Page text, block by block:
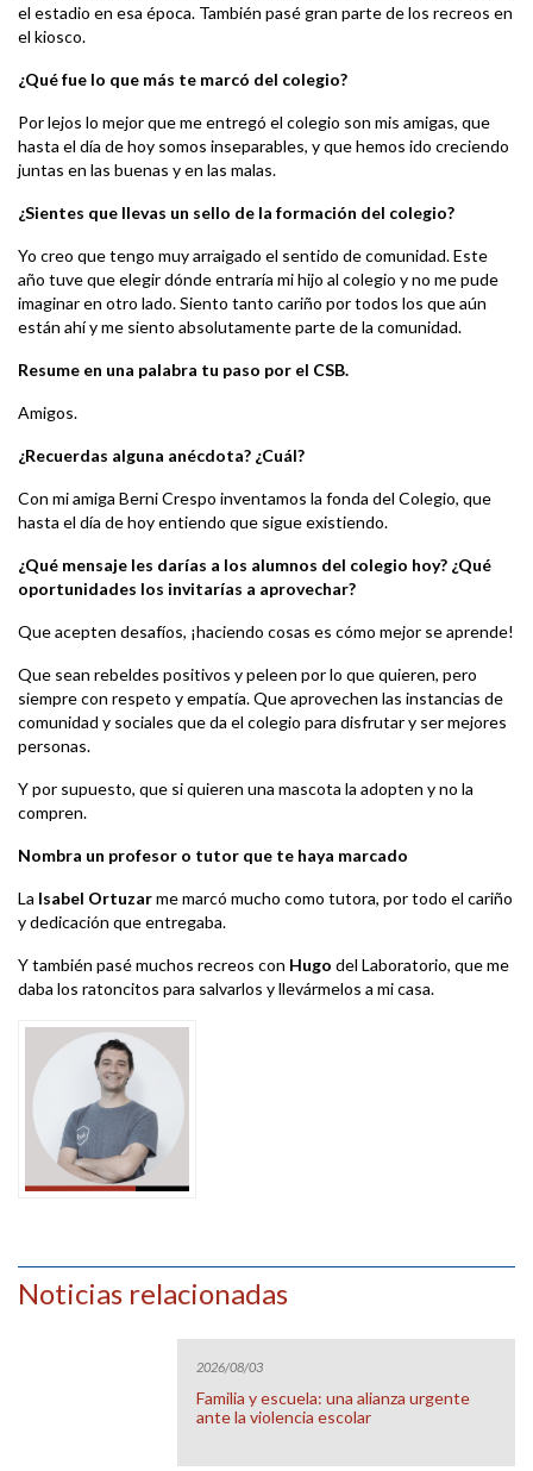
el estadio en esa época. También pasé gran parte de los recreos en
el kiosco.
¿Qué fue lo que más te marcó del colegio?
Por lejos lo mejor que me entregó el colegio son mis amigas, que
hasta el día de hoy somos inseparables, y que hemos ido creciendo
juntas en las buenas y en las malas.
¿Sientes que llevas un sello de la formación del colegio?
Yo creo que tengo muy arraigado el sentido de comunidad. Este
año tuve que elegir dónde entraría mi hijo al colegio y no me pude
imaginar en otro lado. Siento tanto cariño por todos los que aún
están ahí y me siento absolutamente parte de la comunidad.
Resume en una palabra tu paso por el CSB.
Amigos.
¿Recuerdas alguna anécdota? ¿Cuál?
Con mi amiga Berni Crespo inventamos la fonda del Colegio, que
hasta el día de hoy entiendo que sigue existiendo.
¿Qué mensaje les darías a los alumnos del colegio hoy? ¿Qué
oportunidades los invitarías a aprovechar?
Que acepten desafíos, ¡haciendo cosas es cómo mejor se aprende!
Que sean rebeldes positivos y peleen por lo que quieren, pero
siempre con respeto y empatía. Que aprovechen las instancias de
comunidad y sociales que da el colegio para disfrutar y ser mejores
personas.
Y por supuesto, que si quieren una mascota la adopten y no la
compren.
Nombra un profesor o tutor que te haya marcado
La Isabel Ortuzarme marcó mucho como tutora, por todo el cariño
y dedicación que entregaba.
Y también pasé muchos recreos con Hugo del Laboratorio, que me
daba los ratoncitos para salvarlos y llevármelos a mi casa.
Noticias relacionadas
2026/08/03
Familia y escuela: una alianza urgente
ante la violencia escolar